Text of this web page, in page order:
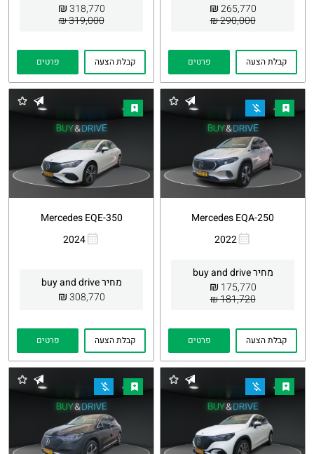
265,770
₪
290,000 ₪
קבלת הצעה פרטים
318,770
₪
319,000 ₪
קבלת הצעה פרטים
Mercedes EQA-250
2022
מחיר buy and drive
175,770
₪
181,720 ₪
Whatsapp
קבלת הצעה פרטים
Mercedes EQE-350
2024
מחיר buy and drive
308,770
₪
Whatsapp
קבלת הצעה פרטים